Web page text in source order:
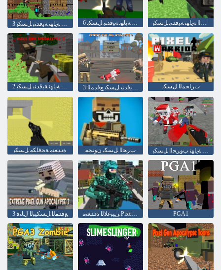
3 ﻢﻟﺎﻌﻟﺍ ﺔﻳﺎﻬﻧ ﺔﻴﻗﺪﻨﺑ ﻞﺴﻜﺑ 6 ﻢﻟﺎﻌﻟﺍ ﺔﻳﺎﻬﻧ ﺔﻴﻗﺪﻨﺑ ﻞﺴﻜﺑ ﻢﻟﺎﻌﻟﺍ ﺔﻳﺎﻬﻧ ﺔﻴﻗﺪﻨﺑ ﻞﺴﻜﺑ
2 ﻢﻟﺎﻌﻟﺍ ﺔﻳﺎﻬﻧ ﺔﻴﻗﺪﻨﺑ ﻞﺴﻜﺑ ﺏﺭﺎﺤﻤﻟﺍ ﻞﺴﻜﺑ
ﺓﺩﺪﻌﺘﻣ ﺔﺤﻓﺎﻜﻣ ﻞﺴﻜﺑ ﺏﺮﺤﻟﺍ ﻞﺴﻜﺑ ﻥﻮﻨﺠﻣ ﺔﺑﻮﺒﻴﻏ ﻢﻟﺎﻌﻟﺍ ﺔﻳﺎﻬﻧ ﺏﻭﺮﺤﻟﺍ ﻞﺴﻜﺑ
3 ﻊﻗﺪﻤﻟﺍ ﻞﺴﻜﻴﺒﻟﺍ ﻝﺎﺘﻗ ﻦﻴﺒﻋﻼ ﻟﺍ ﺓﺩﺪﻌﺘﻣ Pixel Combat ﺔﺒﻌﻟ PGA1